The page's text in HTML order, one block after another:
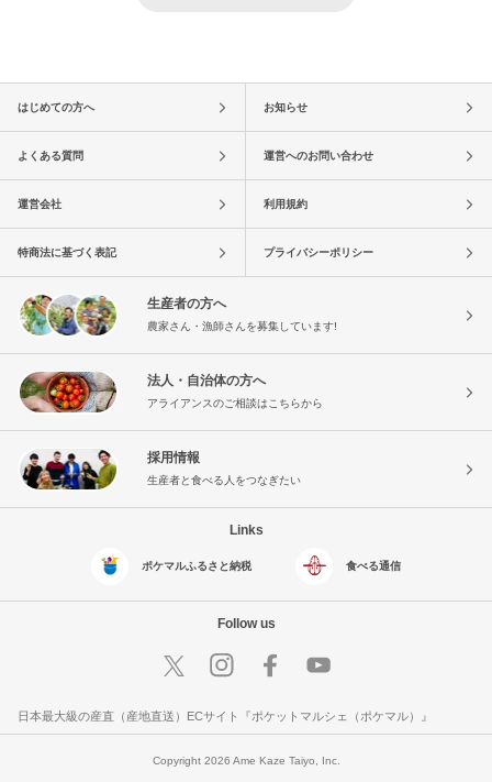
はじめての方へ お知らせ
よくある質問 運営へのお問い合わせ
運営会社 利用規約
特商法に基づく表記 プライバシーポリシー
生産者の方へ
農家さん・漁師さんを募集しています!
法人・自治体の方へ
アライアンスのご相談はこちらから
採用情報
生産者と食べる人をつなぎたい
Links
ポケマルふるさと納税 食べる通信
Follow us
日本最大級の産直（産地直送）ECサイト『ポケットマルシェ（ポケマル）』
Copyright 2026 Ame Kaze Taiyo, Inc.